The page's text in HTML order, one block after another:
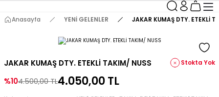
Anasayfa YENİ GELENLER JAKAR KUMAŞ DTY. ETEKLİ
JAKAR KUMAŞ DTY. ETEKLİ TAKIM/ NUSS Stokta Yok
%104.500,00 TL4.050,00 TL